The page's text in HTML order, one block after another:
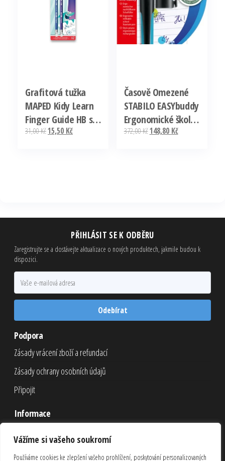
Vážíme si vašeho soukromí
Používáme cookies ke zlepšení vašeho prohlížení, poskytování personalizovaných
Grafitová tužka
MAPED Kidy Learn
Finger Guide HB s
pryží – 2 ks
31,00KčPůvodní
15,50 KčAktuální
Časově Omezené
STABILO EASYbuddy
Ergonomické školní
plnicí pero –
372,00KčPůvodní
148,80 KčAktuální
PŘIHLÁSIT SE K ODBĚRU
Zaregistrujte se a dostávejte aktualizace o nových produktech, jakmile budou k
dispozici.
Odebírat
Podpora
Zásady vrácení zboží a refundací
Zásady ochrany osobních údajů
Připojit
Informace